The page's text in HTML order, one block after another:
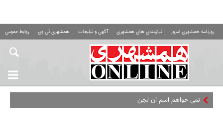
روزنامه همشهری امروز نیازمندی های همشهری آگهی و تبلیغات همشهری تی وی روابط عمومی
نمی خواهم اسم آن لجن جامعه بشریت